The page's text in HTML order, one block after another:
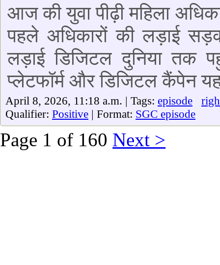
आज की युवा पीढ़ी महिला
पहले अधिकारों की लड़ाई
लड़ाई डिजिटल दुनिया तक
प्लेटफॉर्म और डिजिटल कैंपेन
April 8, 2026, 11:18 a.m. | Tags: episode
Qualifier: Positive | Format: SGC episode
Page 1 of 160 Next >